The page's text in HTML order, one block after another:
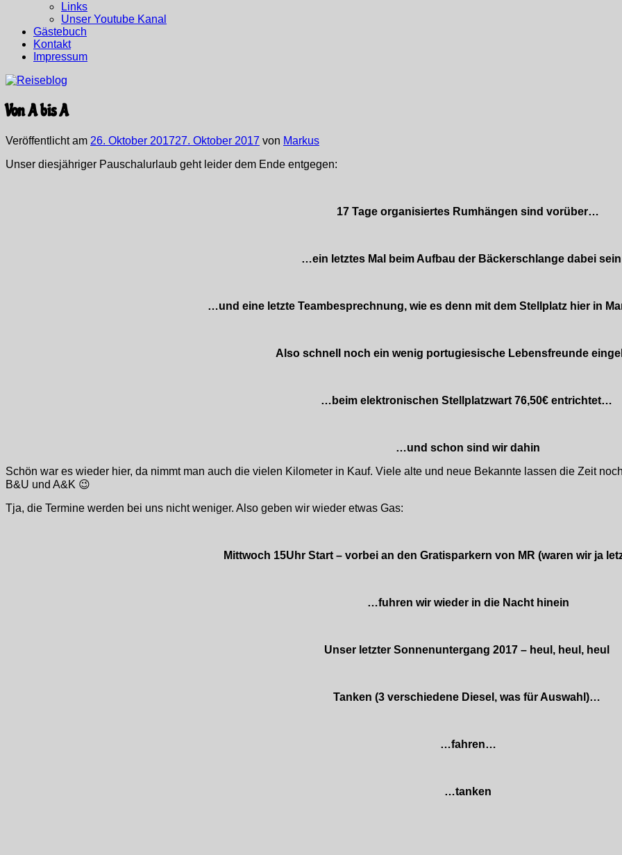
Links
Unser Youtube Kanal
Gästebuch
Kontakt
Impressum
Von A bis A
Veröffentlicht am 26. Oktober 201727. Oktober 2017 von Markus
Unser diesjähriger Pauschalurlaub geht leider dem Ende entgegen:
17 Tage organisiertes Rumhängen sind vorüber…
…ein letztes Mal beim Aufbau der Bäckerschlange dabei
…und eine letzte Teambesprechnung, wie es denn mit dem Stellplatz hier in
Also schnell noch ein wenig portugiesische Lebensfreunde
…beim elektronischen Stellplatzwart 76,50€ entrichtet…
…und schon sind wir dahin
Schön war es wieder hier, da nimmt man auch die vielen Kilometer in Kauf. Viele alte und neue Bekannte lassen die Zeit
B&U und A&K 😉
Tja, die Termine werden bei uns nicht weniger. Also geben wir wieder etwas Gas:
Mittwoch 15Uhr Start – vorbei an den Gratisparkern von MR (waren wir ja
…fuhren wir wieder in die Nacht hinein
Unser letzter Sonnenuntergang 2017 – heul, heul, heul
Tanken (3 verschiedene Diesel, was für Auswahl)…
…fahren…
…tanken